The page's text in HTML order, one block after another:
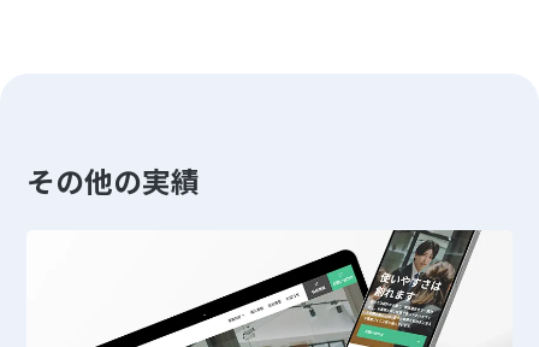
その他の実績